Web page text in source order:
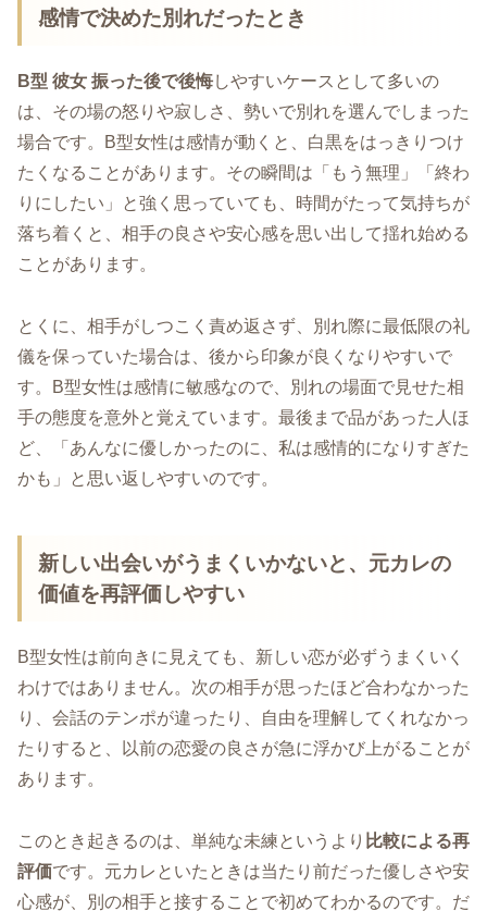
感情で決めた別れだったとき
B型 彼女 振った後で後悔しやすいケースとして多いの
は、その場の怒りや寂しさ、勢いで別れを選んでしまった
場合です。B型女性は感情が動くと、白黒をはっきりつけ
たくなることがあります。その瞬間は「もう無理」「終わ
りにしたい」と強く思っていても、時間がたって気持ちが
落ち着くと、相手の良さや安心感を思い出して揺れ始める
ことがあります。
とくに、相手がしつこく責め返さず、別れ際に最低限の礼
儀を保っていた場合は、後から印象が良くなりやすいで
す。B型女性は感情に敏感なので、別れの場面で見せた相
手の態度を意外と覚えています。最後まで品があった人ほ
ど、「あんなに優しかったのに、私は感情的になりすぎた
かも」と思い返しやすいのです。
新しい出会いがうまくいかないと、元カレの
価値を再評価しやすい
B型女性は前向きに見えても、新しい恋が必ずうまくいく
わけではありません。次の相手が思ったほど合わなかった
り、会話のテンポが違ったり、自由を理解してくれなかっ
たりすると、以前の恋愛の良さが急に浮かび上がることが
あります。
このとき起きるのは、単純な未練というより 比較による再
評価です。元カレといたときは当たり前だった優しさや安
心感が、別の相手と接することで初めてわかるのです。だ